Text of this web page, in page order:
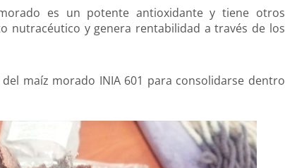
es un potente antioxidante y tiene otros
nutracéutico y genera rentabilidad a través de los
maíz morado INIA 601 para consolidarse dentro